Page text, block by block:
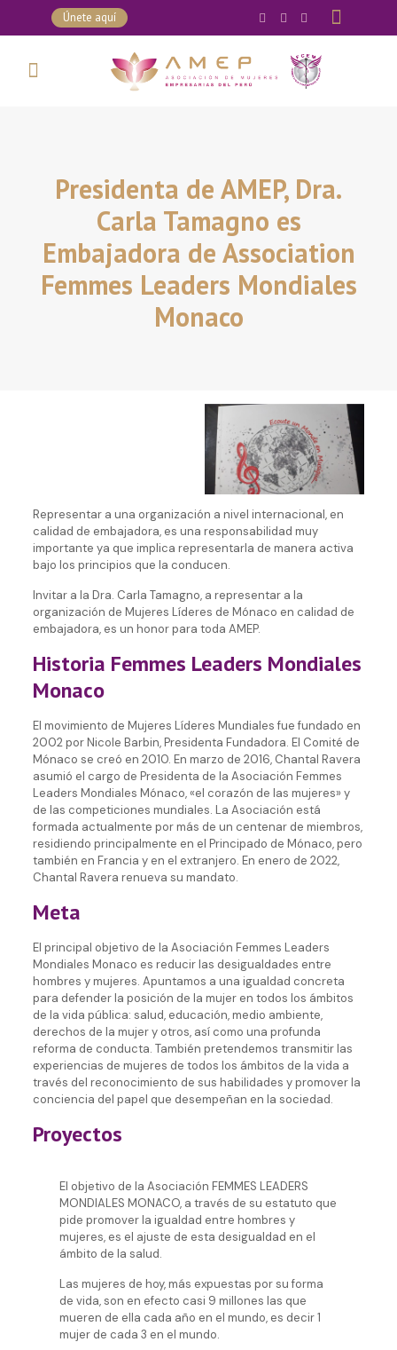
Únete aquí
Presidenta de AMEP, Dra.
Carla Tamagno es
Embajadora de Association
Femmes Leaders Mondiales
Monaco
Representar a una organización a nivel internacional, en
calidad de embajadora, es una responsabilidad muy
importante ya que implica representarla de manera activa
bajo los principios que la conducen.
Invitar a la Dra. Carla Tamagno, a representar a la
organización de Mujeres Líderes de Mónaco en calidad de
embajadora, es un honor para toda AMEP.
Historia Femmes Leaders Mondiales
Monaco
El movimiento de Mujeres Líderes Mundiales fue fundado en
2002 por Nicole Barbin, Presidenta Fundadora. El Comité de
Mónaco se creó en 2010. En marzo de 2016, Chantal Ravera
asumió el cargo de Presidenta de la Asociación Femmes
Leaders Mondiales Mónaco, «el corazón de las mujeres» y
de las competiciones mundiales. La Asociación está
formada actualmente por más de un centenar de miembros,
residiendo principalmente en el Principado de Mónaco, pero
también en Francia y en el extranjero. En enero de 2022,
Chantal Ravera renueva su mandato.
Meta
El principal objetivo de la Asociación Femmes Leaders
Mondiales Monaco es reducir las desigualdades entre
hombres y mujeres. Apuntamos a una igualdad concreta
para defender la posición de la mujer en todos los ámbitos
de la vida pública: salud, educación, medio ambiente,
derechos de la mujer y otros, así como una profunda
reforma de conducta. También pretendemos transmitir las
experiencias de mujeres de todos los ámbitos de la vida a
través del reconocimiento de sus habilidades y promover la
conciencia del papel que desempeñan en la sociedad.
Proyectos
El objetivo de la Asociación FEMMES LEADERS
MONDIALES MONACO, a través de su estatuto que
pide promover la igualdad entre hombres y
mujeres, es el ajuste de esta desigualdad en el
ámbito de la salud.
Las mujeres de hoy, más expuestas por su forma
de vida, son en efecto casi 9 millones las que
mueren de ella cada año en el mundo, es decir 1
mujer de cada 3 en el mundo.